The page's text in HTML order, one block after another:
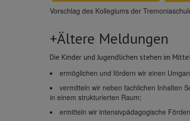
Vorschlag des Kollegiums der
+Ältere Meldungen
Die Kinder und Jugendlichen stehen im
ermöglichen und fördern wir einen
vermitteln wir neben fachlichen Inhalten
in einem strukturierten Raum;
ermitteln wir intensivpädagogische